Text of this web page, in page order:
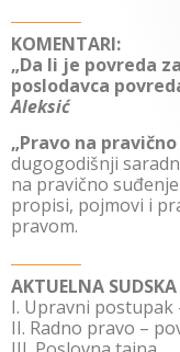
KOMENTARI:
„Da li je povreda
poslodavca
Aleksić
„Pravo na
dugogodišnji
na pravično
propisi, pojmovi i
pravom.
AKTUELNA
I. Upravni
II. Radno pravo –